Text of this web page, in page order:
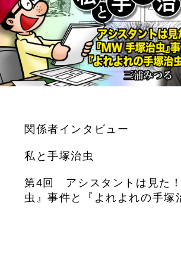
関係者インタビュー
私と手塚治虫
第4回 アシスタントは見た
虫』事件と『よれよれの手塚